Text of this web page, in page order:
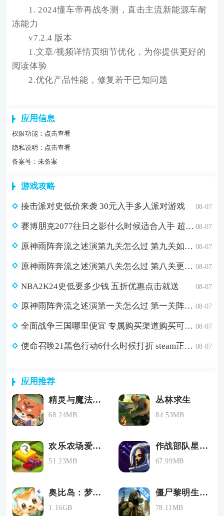
1. 2024懂车帝再战冬测，直击主流新能源车耐
冻能力
v7.2.4 版本
1.文章/视频详情页细节优化，为你提供更好的
阅读体验
2.优化产品性能，修复若干已知问题
应用信息
权限功能： 点击查看
隐私说明： 点击查看
备案号：未备案
游戏攻略
揍击派对史低价来袭 30元入手多人派对游戏 08-07
赛博朋克2077往日之影什么时候适合入手 超值折扣98元入手方法介绍 08-07
原神雨阵奔流之述演第九关怎么过 第九关如从山间落下的雨滴通关攻略 08-07
原神雨阵奔流之述演第八关怎么过 第八关更多火力更少损伤通关攻略 08-07
NBA2K24史低要多少钱 五折优惠点击就送 08-07
原神雨阵奔流之述演第一关怎么过 第一关阵线的形成通关攻略 08-07
全面战争三国哪里便宜 专属购买渠道购买可省179元 08-07
使命召唤21黑色行动6什么时候打折 steam正版游戏低价购买渠道分享 08-07
应用推荐
精灵与魔法最新版下载
68.24MB
丛林求生
84.53MB
欢乐农场爱消除
51.23MB
作战部队星际围攻手机版下载
67.99MB
奥比岛：梦幻国度
1.16GB
僵尸黎明生存中文版
78.11MB